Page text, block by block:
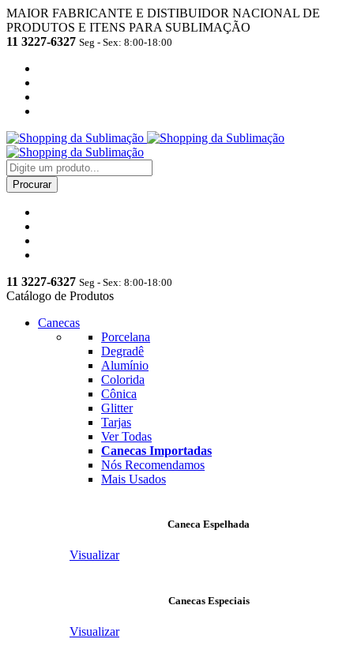
MAIOR FABRICANTE E DISTIBUIDOR NACIONAL DE
PRODUTOS E ITENS PARA SUBLIMAÇÃO
11 3227-6327 Seg - Sex: 8:00-18:00
11 3227-6327 Seg - Sex: 8:00-18:00
Catálogo de Produtos
Canecas
Porcelana
Degradê
Alumínio
Colorida
Cônica
Glitter
Tarjas
Ver Todas
Canecas Importadas
Nós Recomendamos
Mais Usados
Caneca Espelhada
Visualizar
Canecas Especiais
Visualizar